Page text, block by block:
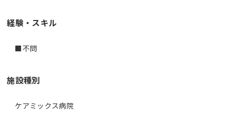
経験・スキル
■不問
施設種別
ケアミックス病院